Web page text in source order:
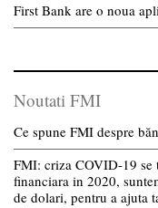
First Bank are o noua
Noutati FMI
Ce spune FMI despre
FMI: criza COVID-19 se
financiara in 2020,
de dolari, pentru a ajuta